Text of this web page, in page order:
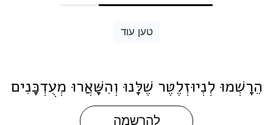
טען עוד
הֵרָשְׁמוּ לְנְיוּזְלֶטֶּר שֶׁלָּנוּ וְהִשָּׁאֲרוּ מְעֻדְכָּנִים
להרשמה